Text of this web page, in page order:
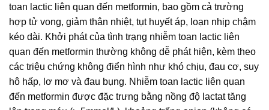
toan lactic liên quan đến metformin, bao gồm cả trường
hợp tử vong, giảm thân nhiệt, tụt huyết áp, loạn nhịp chậm
kéo dài. Khởi phát của tình trạng nhiễm toan lactic liên
quan đến metformin thường không dễ phát hiện, kèm theo
các triệu chứng không điển hình như khó chịu, đau cơ, suy
hô hấp, lơ mơ và đau bụng. Nhiễm toan lactic liên quan
đến metformin được đặc trưng bằng nồng độ lactat tăng